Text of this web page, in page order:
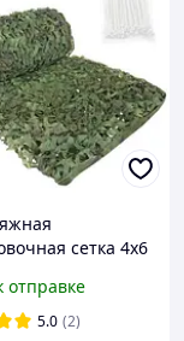
сетка 4x6
для сада и
+ 100 шт. стяжек
отправке
5.0 (2)